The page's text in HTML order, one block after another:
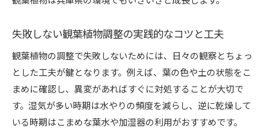
失敗しない観葉植物調整の実践的なコツと工夫
観葉植物の調整で失敗しないためには、日々の観察とちょっ
とした工夫が鍵となります。例えば、葉の色や土の状態をこ
まめに確認し、異変があればすぐに対処することが大切で
す。湿気が多い時期は水やりの頻度を減らし、逆に乾燥して
いる時期はこまめな葉水や加湿器の利用がおすすめです。